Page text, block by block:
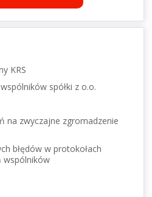
KRS
spółki z o.o.
na zwyczajne zgromadzenie
błędów w protokołach
wspólników